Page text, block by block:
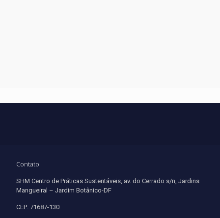
Contato
SHM Centro de Práticas Sustentáveis, av. do Cerrado s/n, Jardins
Mangueiral – Jardim Botânico-DF
CEP: 71687-130